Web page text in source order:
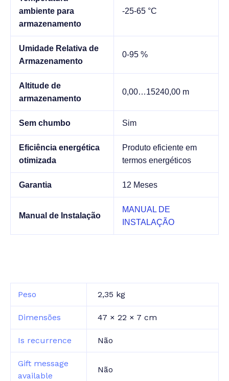
ambiente para
armazenamento
-25-65 °C
Umidade Relativa de
Armazenamento
0-95 %
Altitude de
armazenamento
0,00…15240,00 m
Sem chumbo Sim
Eficiência energética
otimizada
Produto eficiente em
termos energéticos
Garantia 12 Meses
Manual de Instalação
MANUAL DE
INSTALAÇÃO
Peso 2,35 kg
Dimensões 47 × 22 × 7 cm
Is recurrence Não
Gift message
available
Não